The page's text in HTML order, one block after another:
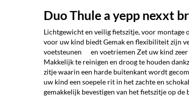
Duo Thule a yepp nexxt br
Lichtgewicht en veilig fietszitje, voor montage
voor uw kind biedt Gemak en flexibiliteit zijn
voetsteunen en voetriemen Zet uw kind zeer
Makkelijk te reinigen en droog te houden
zitje waarin een harde buitenkant wordt
uw kind een soepele rit in het zachte en
gemakkelijk bevestigen van het fietszitje op